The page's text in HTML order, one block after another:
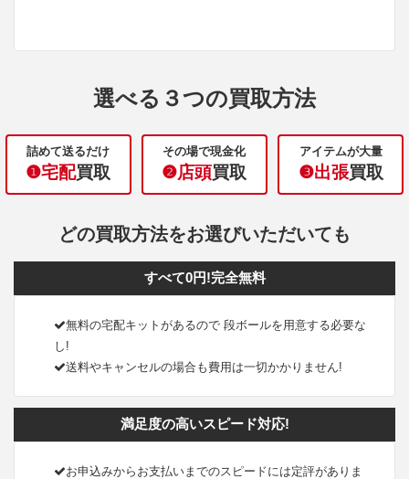
選べる３つの買取方法
詰めて送るだけ
❶宅配買取
その場で現金化
❷店頭買取
アイテムが大量
❸出張買取
どの買取方法をお選びいただいても
すべて0円!完全無料
無料の宅配キットがあるので 段ボールを用意する必要な
し!
送料やキャンセルの場合も費用は一切かかりません!
満足度の高いスピード対応!
お申込みからお支払いまでのスピードには定評がありま